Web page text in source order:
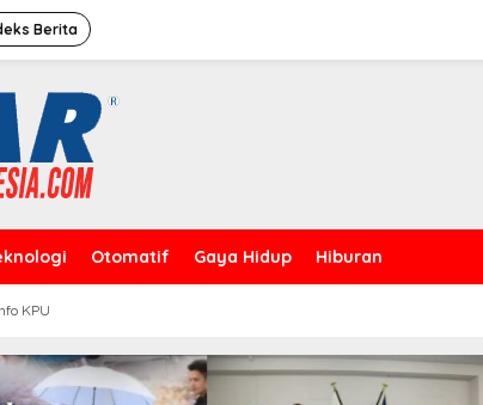
Berita
Otomatif Gaya Hidup Hiburan
KPU
Rahardja”Meresmikan Rumah
Pemenangan